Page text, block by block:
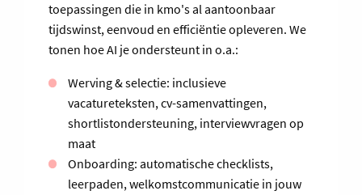
toepassingen die in kmo's al aantoonbaar
tijdswinst, eenvoud en efficiëntie opleveren. We
tonen hoe AI je ondersteunt in o.a.:
Werving & selectie: inclusieve
vacatureteksten, cv-samenvattingen,
shortlistondersteuning, interviewvragen op
maat
Onboarding: automatische checklists,
leerpaden, welkomstcommunicatie in jouw